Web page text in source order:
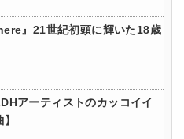
』21世紀初頭に輝いた18歳
アーティストのカッコイイ